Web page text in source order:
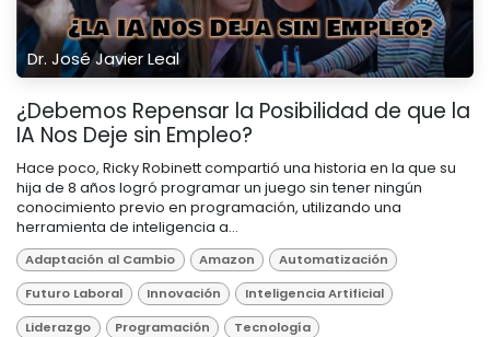
Dr. José Javier Leal
¿Debemos Repensar la Posibilidad de que la
IA Nos Deje sin Empleo?
Hace poco, Ricky Robinett compartió una historia en la que su
hija de 8 años logró programar un juego sin tener ningún
conocimiento previo en programación, utilizando una
herramienta de inteligencia a...
Adaptación al Cambio Amazon
Automatización
Futuro Laboral
Innovación
Inteligencia Artificial
Liderazgo
Programación
Tecnología